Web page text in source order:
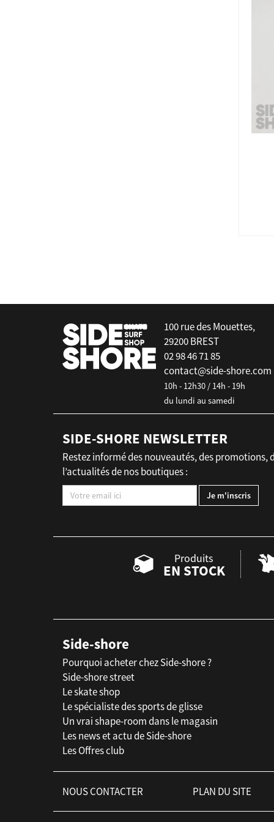
100 rue des Mouettes,
29200 BREST
02 98 46 71 85
contact@side-shore.com
10h - 12h30 / 14h - 19h
du lundi au samedi
SIDE-SHORE NEWSLETTER
Restez informé des nouveautés, des promotions,
l’actualités de nos boutiques :
Produits
EN STOCK
Side-shore
Pourquoi acheter chez Side-shore ?
Side-shore street
Le skate shop
Le spécialiste des sports de glisse
Un vrai shape-room dans le magasin
Les news et actu de Side-shore
Les Offres club
NOUS CONTACTER PLAN DU SITE